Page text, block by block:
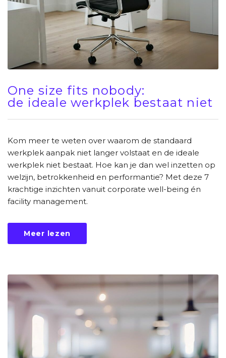
One size fits nobody:
de ideale werkplek bestaat niet
Kom meer te weten over waarom de standaard
werkplek aanpak niet langer volstaat en de ideale
werkplek niet bestaat. Hoe kan je dan wel inzetten op
welzijn, betrokkenheid en performantie? Met deze 7
krachtige inzichten vanuit corporate well-being én
facility management.
Meer lezen